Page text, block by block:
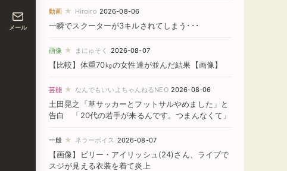
メール
動画 ★ Hiroiro 2026-08-06
一瞬でスクーターが3キルされてしまう･･･
画像 ★ まにゅそく 2026-08-07
【比較】体重70㎏の女性達が並んだ結果【画像】
芸能 ★ なんでもいいよちゃんねるNEO 2026-08-06
土田晃之「草サッカーとフットサルやめました」と
告白 「20代の若手が来るんです。つまんなくて」
一般 ★ ネラーボイス 2026-08-07
【画像】ビリー・アイリッシュ(24)さん、ライブで
スジが見える衣装を着て炎上